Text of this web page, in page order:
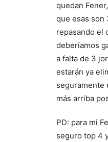
quedan
que esas son
repasando el
deberíamos
a falta de 3
estarán ya
seguramente
más arriba
PD: para mi
seguro top 4